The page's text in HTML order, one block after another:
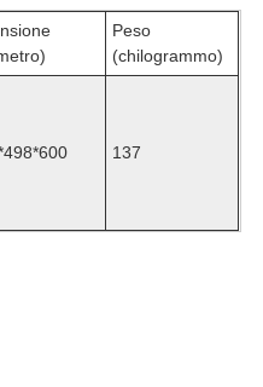
Peso
(chilogrammo)
137